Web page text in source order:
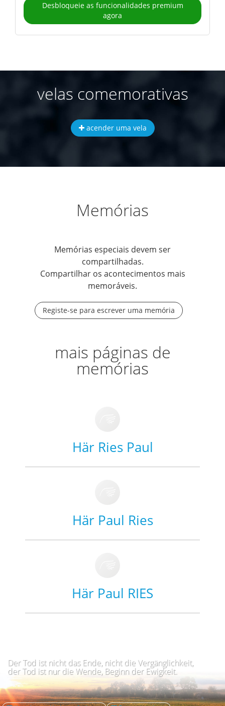
Desbloqueie as funcionalidades premium
agora
velas comemorativas
acender uma vela
Memórias
Memórias especiais devem ser
compartilhadas.
Compartilhar os acontecimentos mais
memoráveis.
Registe-se para escrever uma memória
mais páginas de
memórias
Här Ries Paul
Här Paul Ries
Här Paul RIES
Der Tod ist nicht das Ende, nicht die Vergänglichkeit,
der Tod ist nur die Wende, Beginn der Ewigkeit.